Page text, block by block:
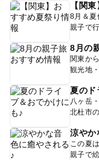
【関
8月＆夏
親子で
8月の
関東か
観光地
夏のド
八ヶ岳
北杜市
涼やか
この夏
親子で